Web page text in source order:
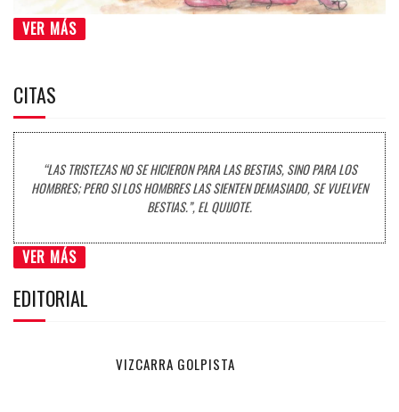
VER MÁS
CITAS
“LAS TRISTEZAS NO SE HICIERON PARA LAS BESTIAS, SINO PARA LOS
HOMBRES; PERO SI LOS HOMBRES LAS SIENTEN DEMASIADO, SE VUELVEN
BESTIAS.”, EL QUIJOTE.
VER MÁS
EDITORIAL
VIZCARRA GOLPISTA